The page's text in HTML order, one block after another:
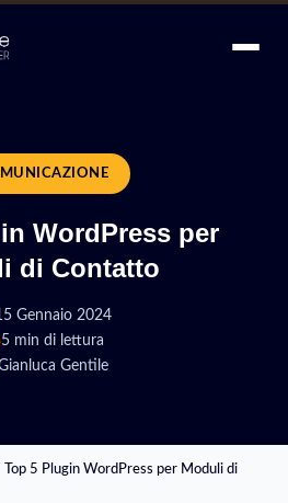
WordPress per
di Contatto
Gennaio 2024
5 min di lettura
Gentile
Top 5 Plugin WordPress per Moduli di